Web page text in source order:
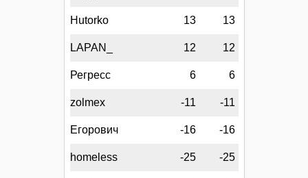
Hutorko 13 13
LAPAN_ 12 12
Регресс 6 6
zolmex -11 -11
Егорович -16 -16
homeless -25 -25